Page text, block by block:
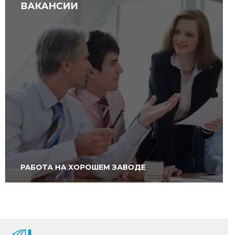
ВАКАНСИИ
РАБОТА НА ХОРОШЕМ ЗАВОДЕ